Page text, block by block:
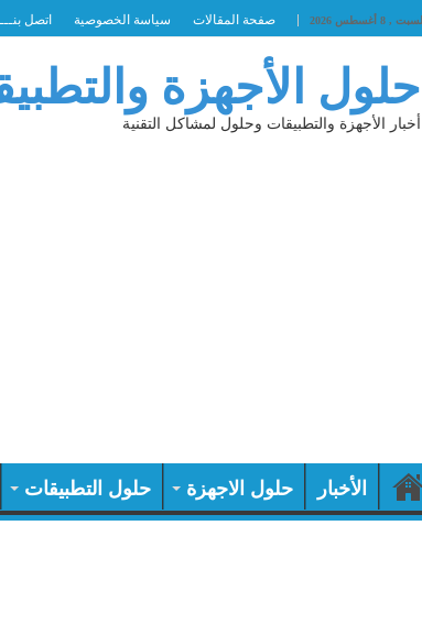
السبت , 8 أغسطس 2026 صفحة المقالات سياسة الخصوصية اتصل
حلول الأجهزة
أخبار الأجهزة والتطبيقات وحلول لمشاكل التقنية
الأخبار حلول الاجهزة حلول التطبيقات